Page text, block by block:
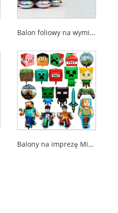
Balon foliowy na wymiar
Balony na imprezę Minecraft